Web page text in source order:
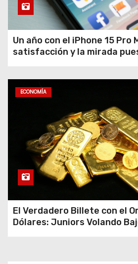
Un año con el iPhone 15 Pro
satisfacción y la mirada
ECONOMÍA
El Verdadero Billete con el
Dólares: Juniors Volando